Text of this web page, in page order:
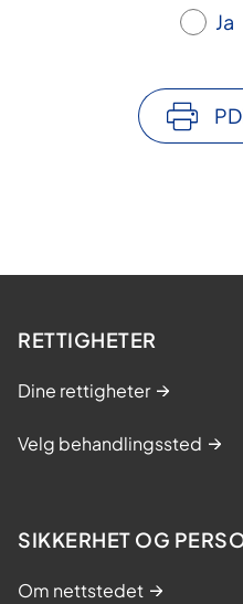
Ja
RETTIGHETER
Dine rettigheter
Velg behandlingssted
SIKKERHET OG
Om nettstedet